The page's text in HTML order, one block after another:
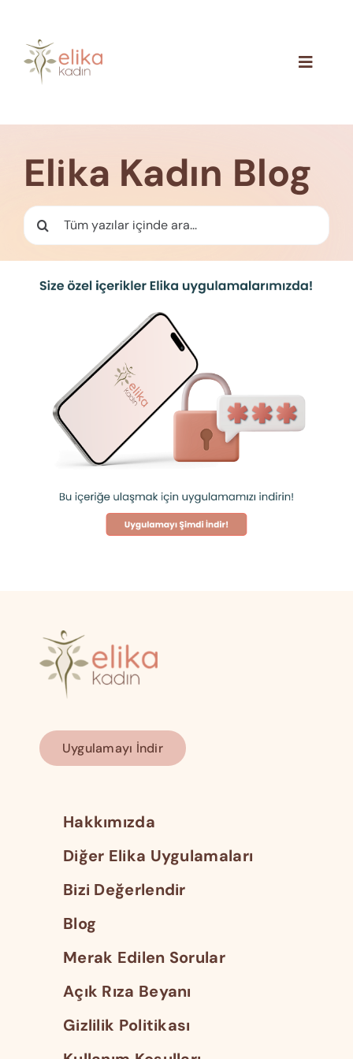
content
Toggle
İletişim
Elika Kadın Blog
Ara:
Uygulamayı İndir
Hakkımızda
Diğer Elika Uygulamaları
Bizi Değerlendir
Blog
Merak Edilen Sorular
Açık Rıza Beyanı
Gizlilik Politikası